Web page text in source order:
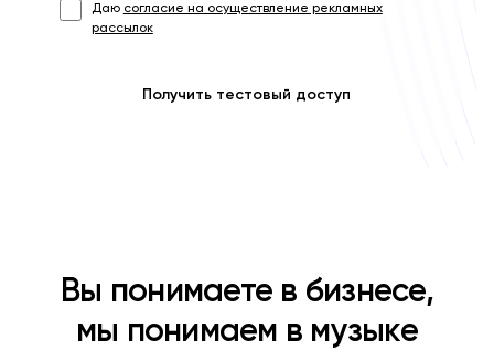
Даю согласие на осуществление рекламных
рассылок
Получить тестовый доступ
Вы понимаете в бизнесе,
мы понимаем в музыке